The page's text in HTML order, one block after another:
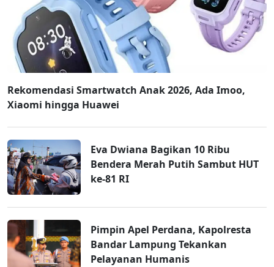
Rekomendasi Smartwatch Anak 2026, Ada Imoo,
Xiaomi hingga Huawei
Eva Dwiana Bagikan 10 Ribu
Bendera Merah Putih Sambut HUT
ke-81 RI
Pimpin Apel Perdana, Kapolresta
Bandar Lampung Tekankan
Pelayanan Humanis